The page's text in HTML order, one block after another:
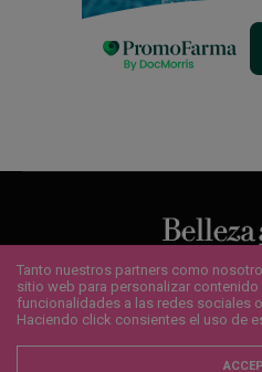
QUIENES SOMOS ¿QUIERES
POLÍTICA DE COOKIES
Copyright 2020 - Bellezaactiva.com
Tanto nuestros partners como
sitio web para personalizar
funcionalidades a las redes sociales
Haciendo click consientes el uso de